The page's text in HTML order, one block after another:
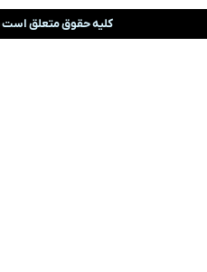
کلیه حقوق متعلق است